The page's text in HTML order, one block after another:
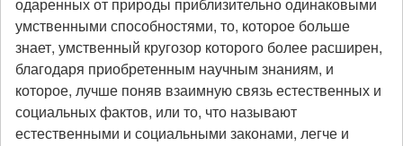
одаренных от природы приблизительно одинаковыми
умственными способностями, то, которое больше
знает, умственный кругозор которого более расширен,
благодаря приобретенным научным знаниям, и
которое, лучше поняв взаимную связь естественных и
социальных фактов, или то, что называют
естественными и социальными законами, легче и